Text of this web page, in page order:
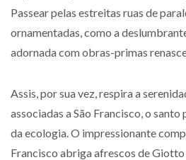
Passear pelas estreitas ruas de
ornamentadas, como a
adornada com obras-primas
Assis, por sua vez, respira a
associadas a São Francisco, o
da ecologia. O impressionante
Francisco abriga afrescos de Giotto